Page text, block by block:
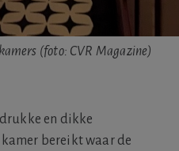
(foto: CVR Magazine)
drukke en dikke
bereikt waar de